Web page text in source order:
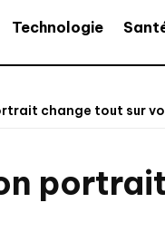
Technologie
change tout sur